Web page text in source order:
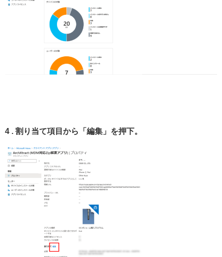
4 . 割り当て項目から「編集」を押下。